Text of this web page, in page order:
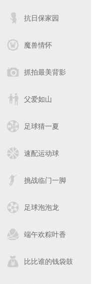
抗日保家园
魔兽情怀
抓拍最美背影
父爱如山
足球猜一夏
速配运动球
挑战临门一脚
足球泡泡龙
端午欢粽叶香
比比谁的钱袋鼓